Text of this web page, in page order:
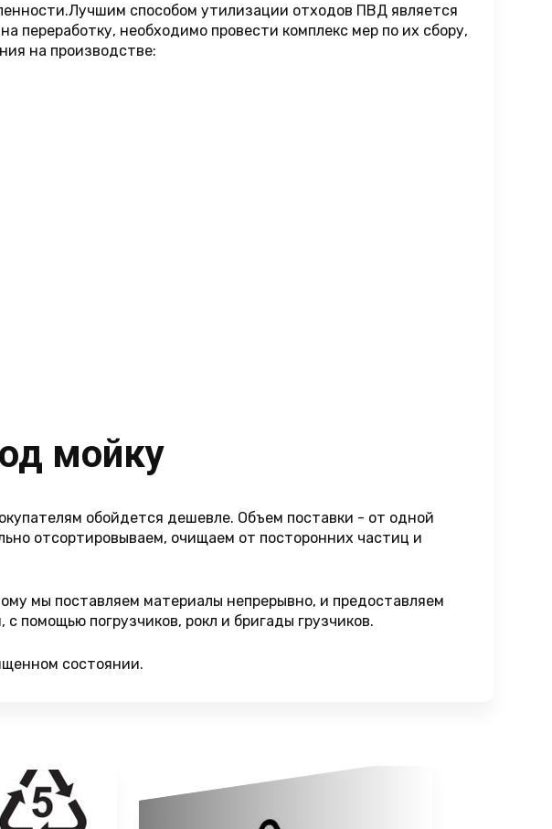
способом утилизации отходов ПВД является
переработку, необходимо провести комплекс мер по их сбору,
на производстве:
мойку
обойдется дешевле. Объем поставки - от одной
отсортировываем, очищаем от посторонних частиц и
мы поставляем материалы непрерывно, и предоставляем
помощью погрузчиков, рокл и бригады грузчиков.
состоянии.